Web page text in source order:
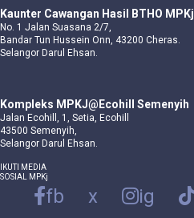
Kaunter Cawangan Hasil BTHO MPKj
No. 1 Jalan Suasana 2/7,
Bandar Tun Hussein Onn, 43200 Cheras.
Selangor Darul Ehsan.
Kompleks MPKJ@Ecohill Semenyih
Jalan Ecohill, 1, Setia, Ecohill
43500 Semenyih,
Selangor Darul Ehsan.
IKUTI MEDIA
SOSIAL MPKj
fb x ig